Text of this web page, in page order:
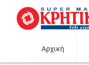
Αρχική